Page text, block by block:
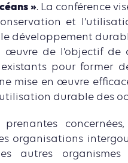
». La conférence
et
le développement
de l’objectif de
pour former
mise en œuvre
durable des
organisations
autres organismes